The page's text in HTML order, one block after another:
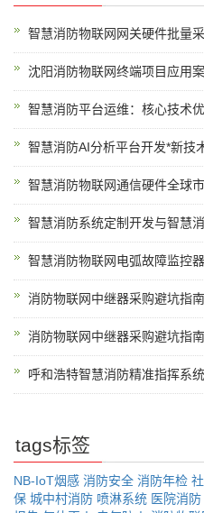
智慧消防物联网网关硬件批量
沈阳消防物联网终端项目应用
智慧消防平台运维：核心技术
智慧消防AI分析平台开发*新技
智慧消防物联网通信硬件全球
智慧消防系统定制开发与智慧
智慧消防物联网电弧故障监控
消防物联网中继器采购避坑指
消防物联网中继器采购避坑指
呼和浩特智慧消防精准指挥系
tags标签
NB-IoT烟感 消防安全 消防年检
保 城中村消防 喷淋系统 医院消防